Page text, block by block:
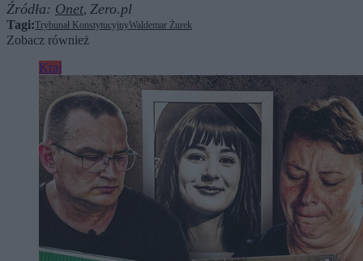
Źródła: Onet, Zero.pl
Tagi:Trybunał KonstytucyjnyWaldemar Żurek
Zobacz również
Kraj